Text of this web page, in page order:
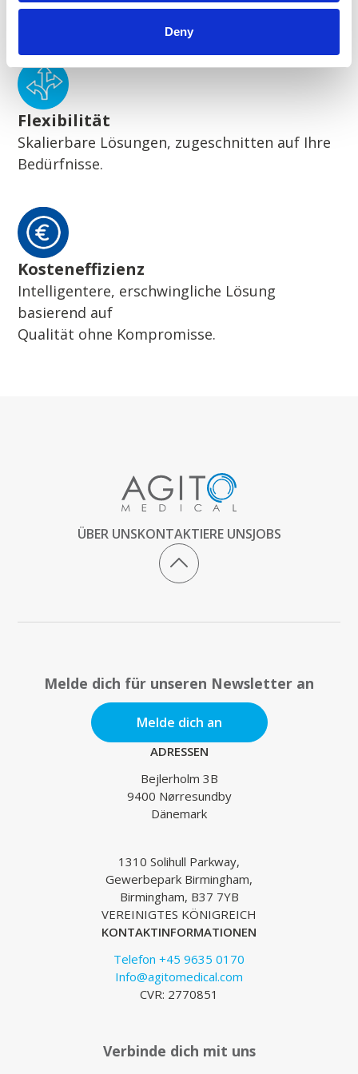
Deny
Wegweisende nachhaltige Lösungen
Flexibilität
Skalierbare Lösungen, zugeschnitten auf Ihre
Bedürfnisse.
Kosteneffizienz
Intelligentere, erschwingliche Lösung
basierend auf
Qualität ohne Kompromisse.
ÜBER UNSKONTAKTIERE UNSJOBS
Melde dich für unseren Newsletter an
Melde dich an
ADRESSEN
Bejlerholm 3B
9400 Nørresundby
Dänemark
1310 Solihull Parkway,
Gewerbepark Birmingham,
Birmingham, B37 7YB
VEREINIGTES KÖNIGREICH
KONTAKTINFORMATIONEN
Telefon +45 9635 0170
Info@agitomedical.com
CVR: 2770851
Verbinde dich mit uns